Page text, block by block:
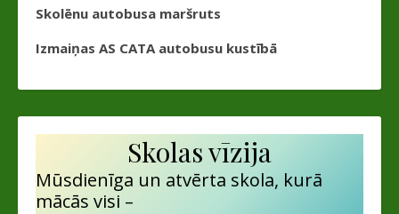
Skolēnu autobusa maršruts
Izmaiņas AS CATA autobusu kustībā
Skolas vīzija
Mūsdienīga un atvērta skola, kurā
mācās visi –